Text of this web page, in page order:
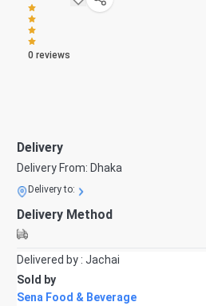
0 reviews
Delivery
Delivery From: Dhaka
Delivery to:
Delivery Method
Delivered by : Jachai
Sold by
Sena Food & Beverage